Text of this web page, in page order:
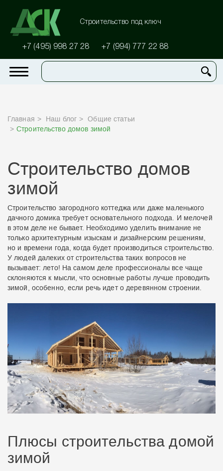
Строительство под ключ
+7 (495) 998 27 28 +7 (994) 777 22 88
Главная Наш блог
Общие статьи
Строительство домов зимой
Строительство домов
зимой
Строительство загородного коттеджа или даже маленького
дачного домика требует основательного подхода. И мелочей
в этом деле не бывает. Необходимо уделить внимание не
только архитектурным изыскам и дизайнерским решениям,
но и времени года, когда будет производиться строительство.
У людей далеких от строительства таких вопросов не
вызывает: лето! На самом деле профессионалы все чаще
склоняются к мысли, что основные работы лучше проводить
зимой, особенно, если речь идет о деревянном строении.
Плюсы строительства домой
зимой